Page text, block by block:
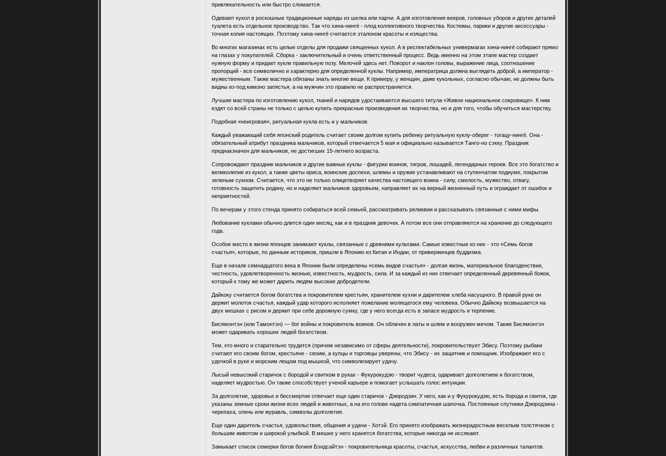
привлекательность или быстро сломается.
Одевают кукол в роскошные традиционные наряды из шелка или парчи. А для изготовления вееров, головных уборов и других деталей
туалета есть отдельное производство. Так что хина-нингё - плод коллективного творчества. Костюмы, парики и другие аксессуары -
точная копия настоящих. Поэтому хина-нингё считается эталоном красоты и изящества.
Во многих магазинах есть целые отделы для продажи священных кукол. А в респектабельных универмагах хина-нингё собирают прямо
на глазах у покупателей. Сборка - заключительный и очень ответственный процесс. Ведь именно на этом этапе мастер создает
нужную форму и придает кукле правильную позу. Мелочей здесь нет. Поворот и наклон головы, выражение лица, соотношение
пропорций - все символично и характерно для определенной куклы. Например, императрица должна выглядеть доброй, а император -
мужественным. Также мастера обязаны знать многие вещи. К примеру, у женщин, даже кукольных, согласно обычаю, не должны быть
видны из-под кимоно запястья, а на мужчин это правило не распространяется.
Лучшие мастера по изготовлению кукол, тканей и нарядов удостаиваются высшего титула «Живое национальное сокровище». К ним
ездят со всей страны не только с целью купить прекрасные произведения их творчества, но и для того, чтобы обучиться мастерству.
Подобная «неигровая», ритуальная кукла есть и у мальчиков.
Каждый уважающий себя японский родитель считает своим долгом купить ребенку ритуальную куклу-оберег - тогацу-нингё. Она -
обязательный атрибут праздника мальчиков, который отмечается 5 мая и официально называется Танго-но сэкку. Праздник
преднакзначен для мальчиков, не достигших 15-летнего возраста.
Сопровождают праздник мальчиков и другие важные куклы - фигурки воинов, тигров, лошадей, легендарных героев. Все это богатство и
великолепие из кукол, а также цветы ириса, воинские доспехи, шлемы и оружие устанавливают на ступенчатом подиуме, покрытом
зеленым сукном. Считается, что это не только олицетворяет качества настоящего воина - силу, смелость, мужество, отвагу,
готовность защитить родину, но и наделяет мальчиков здоровьем, направляет их на верный жизненный путь и ограждает от ошибок и
неприятностей.
По вечерам у этого стенда принято собираться всей семьей, рассматривать реликвии и рассказывать связанные с ними мифы.
Любование куклами обычно длится один месяц, как и в праздник девочек. А потом все они отправляются на хранение до следующего
года.
Особое место в жизни японцев занимают куклы, связанные с древними культами. Самые известные из них - это «Семь богов
счастья», которые, по данным историков, пришли в Японию из Китая и Индии, от приверженцев буддизма.
Еще в начале семнадцатого века в Японии были определены «семь видов счастья» - долгая жизнь, материальное благоденствие,
честность, удовлетворенность жизнью, известность, мудрость, сила. И за каждый из них отвечает определенный деревянный божок,
который к тому же может дарить людям высокие добродетели.
Дайкоку считается богом богатства и покровителем крестьян, хранителем кухни и дарителем хлеба насущного. В правой руке он
держит молоток счастья, каждый удар которого исполняет пожелание молящегося ему человека. Обычно Дайкоку возвышается на
двух мешках с рисом и держит при себе дорожную сумку, где у него всегда есть в запасе мудрость и терпение.
Бисямонтэн (или Тамонтэн) — бог войны и покровитель воинов. Он облачен в латы и шлем и вооружен мечом. Также Бисямонтэн
может одаривать хороших людей богатством.
Тем, кто много и старательно трудится (причем независимо от сферы деятельности), покровительствует Эбису. Поэтому рыбаки
считают его своим богом, крестьяне - своим, а купцы и торговцы уверены, что Эбису - их защитник и помощник. Изображают его с
удочкой в руке и морским лещом под мышкой, что символизирует удачу.
Лысый невысокий старичок с бородой и свитком в руках - Фукурокудзю - творит чудеса, одаривает долголетием и богатством,
наделяет мудростью. Он также способствует ученой карьере и помогает услышать голос интуиции.
За долголетие, здоровье и бессмертие отвечает еще один старичок - Дзюродзин. У него, как и у Фукурокудзю, есть борода и свиток, где
указаны земные сроки жизни всех людей и животных, а на его голове надета симпатичная шапочка. Постоянные спутники Дзюродзина -
черепаха, олень или журавль, символы долголетия.
Еще один даритель счастья, удовольствия, общения и удачи - Хотэй. Его принято изображать жизнерадостным веселым толстячком с
большим животом и широкой улыбкой. В мешке у него хранятся богатства, которые никогда не иссякают.
Замыкает список семерки богов богиня Бэндсайтэн - покровительница красоты, счастья, искусства, любви и различных талантов.